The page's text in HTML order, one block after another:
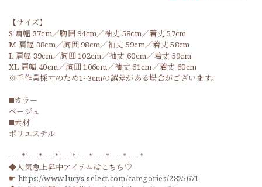
【サイズ】
S 肩幅 37cm／胸囲 94cm／袖丈 58cm／着丈 57cm
M 肩幅 38cm／胸囲 98cm／袖丈 59cm／着丈 58cm
L 肩幅 39cm／胸囲 102cm／袖丈 60cm／着丈 59cm
XL 肩幅 40cm／胸囲 106cm／袖丈 61cm／着丈 60cm
※手作業採寸のため1~3cmの誤差がある場合がございます。
◼️カラー
ベージュ
◼️素材
ポリエステル
-----*-----*-----*-----*-----*-----*-----*-----*
◆人気急上昇中アイテムはこちら♡
☛ https://www.lucys-select.com/categories/2825671